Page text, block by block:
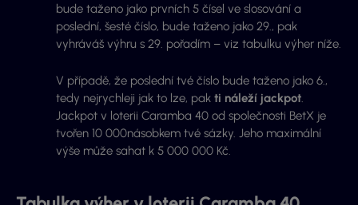
bude taženo jako prvních 5 čísel ve slosování a
poslední, šesté číslo, bude taženo jako 29., pak
vyhráváš výhru s 29. pořadím – viz tabulku výher níže.
V případě, že poslední tvé číslo bude taženo jako 6.,
tedy nejrychleji jak to lze, pak ti náleží jackpot.
Jackpot v loterii Caramba 40 od společnosti BetX je
tvořen 10 000násobkem tvé sázky. Jeho maximální
výše může sahat k 5 000 000 Kč.